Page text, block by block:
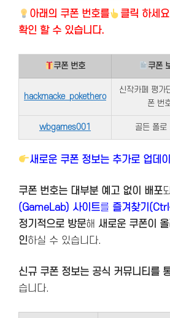
아래의 쿠폰 번호를
클릭 하세
확인 할 수 있습니다.
쿠폰 번호 쿠폰
hackmacke_pokethero
신작카페 평가
폰 번
wbgames001 골든 폴로
새로운 쿠폰 정보는 추가로 업데
쿠폰 번호는 대부분 예고 없이 배포
(GameLab) 사이트를 즐겨찾기
정기적으로 방문해 새로운 쿠폰이
인하실 수 있습니다.
신규 쿠폰 정보는 공식 커뮤니티를
습니다.